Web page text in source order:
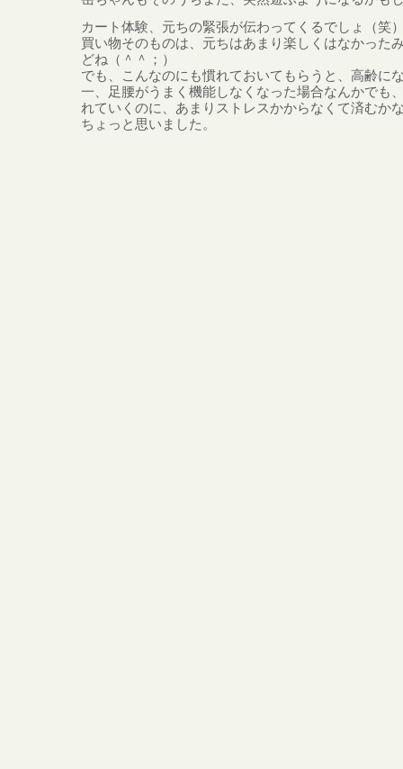
カート体験、元ちの緊張が伝わってくるでしょ（笑
買い物そのものは、元ちはあまり楽しくはなかった
どね（＾＾；）
でも、こんなのにも慣れておいてもらうと、高齢に
一、足腰がうまく機能しなくなった場合なんかでも
れていくのに、あまりストレスかからなくて済むか
ちょっと思いました。